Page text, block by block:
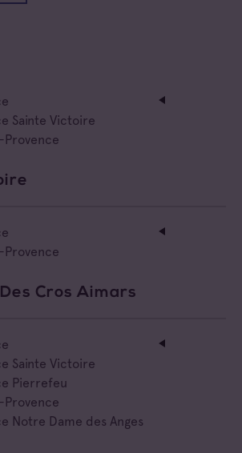
en Provence
Fréjus
La Londe
Notre Dame des Anges
Sainte Victoire
Sainte Victoire
Cros Aimars
Sainte Victoire
Pierrefeu
Notre Dame des Anges